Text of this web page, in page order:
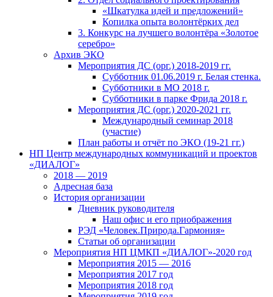
«Шкатулка идей и предложений»
Копилка опыта волонтёрких дел
3. Конкурс на лучшего волонтёра «Золотое
серебро»
Архив ЭКО
Мероприятия ДС (орг.) 2018-2019 гг.
Субботник 01.06.2019 г. Белая стенка.
Субботники в МО 2018 г.
Субботники в парке Фрида 2018 г.
Мероприятия ДС (орг.) 2020-2021 гг.
Международный семинар 2018
(участие)
План работы и отчёт по ЭКО (19-21 гг.)
НП Центр международных коммуникаций и проектов
«ДИАЛОГ»
2018 — 2019
Адресная база
История организации
Дневник руководителя
Наш офис и его приображения
РЭД «Человек.Природа.Гармония»
Статьи об организации
Мероприятия НП ЦМКП «ДИАЛОГ»-2020 год
Мероприятия 2015 — 2016
Мероприятия 2017 год
Мероприятия 2018 год